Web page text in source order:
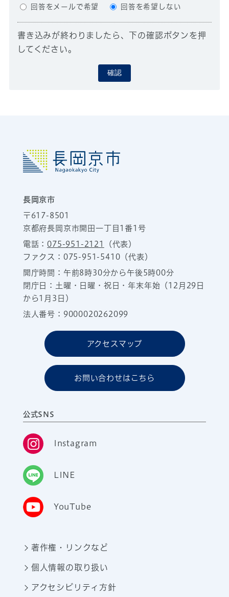
回答をメールで希望 回答を希望しない
書き込みが終わりましたら、下の確認ボタンを押
してください。
確認
長岡京市
〒617-8501
京都府長岡京市開田一丁目1番1号
電話：075-951-2121
（代表）
ファクス：075-951-5410（代表）
開庁時間：午前8時30分から午後5時00分
閉庁日：土曜・日曜・祝日・年末年始（12月29日
から1月3日）
法人番号：9000020262099
アクセスマップ
お問い合わせはこちら
公式SNS
Instagram
LINE
YouTube
著作権・リンクなど
個人情報の取り扱い
アクセシビリティ方針